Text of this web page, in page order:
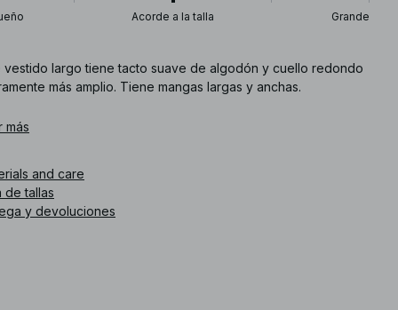
Acorde a la talla Grande
vestido largo tiene tacto suave de algodón y cuello redondo
más amplio. Tiene mangas largas y anchas.
de artículo
más
and care
de tallas
y devoluciones